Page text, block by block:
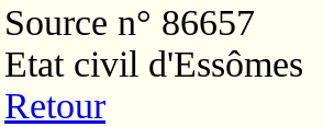
Source n° 86657
Etat civil d'Essômes
Retour